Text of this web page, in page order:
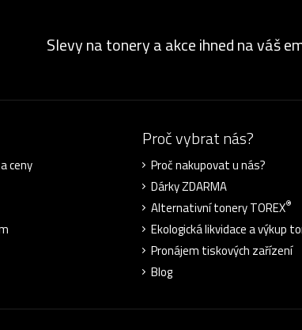
Slevy na tonery a akce ihned na váš
ceny
Proč vybrat nás?
Proč nakupovat u nás?
Dárky ZDARMA
Alternativní tonery TOREX®
Ekologická likvidace a výkup
Pronájem tiskových zařízení
Blog